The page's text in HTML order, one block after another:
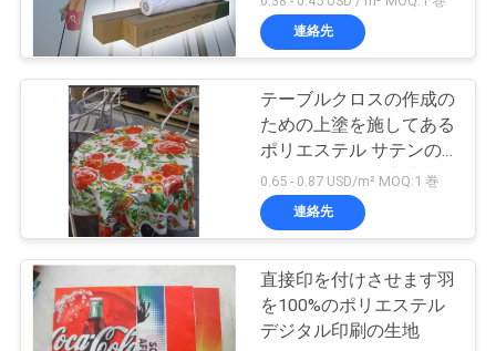
連絡先
テーブルクロスの作成の
ための上塗を施してある
ポリエステル サテンの
デジタル印刷の生地
0.65 - 0.87 USD/m² MOQ:1 巻
連絡先
直接印を付けさせます羽
を100%のポリエステル
デジタル印刷の生地